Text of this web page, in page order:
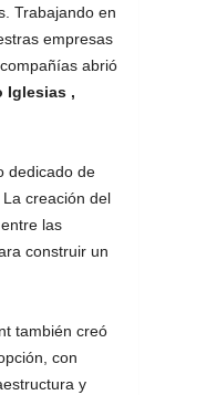
Trabajando en
empresas
abrió
Iglesias ,
dedicado de
creación del
las
construir un
también creó
con
y